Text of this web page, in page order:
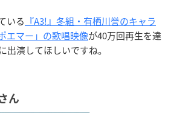
いる 『A3!』冬組・有栖川誉のキャラ
エマー」の歌唱映像が40万回再生を達
出演してほしいですね。
ん